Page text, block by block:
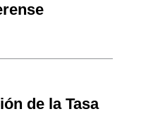
de la Tasa